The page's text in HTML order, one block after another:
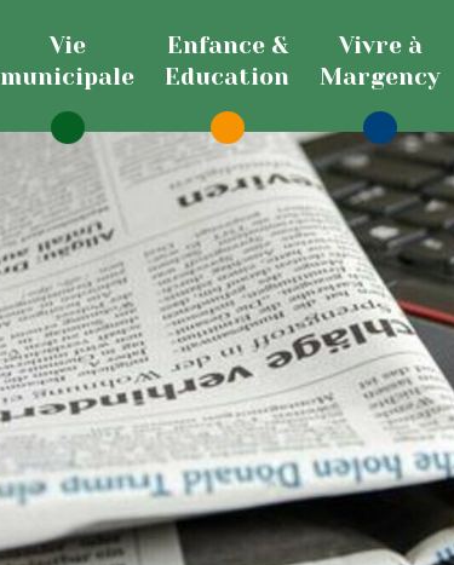
Vie
municipale
Enfance &
Education
Vivre à
Margency